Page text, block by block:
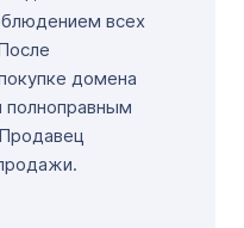
всех
домена
полноправным